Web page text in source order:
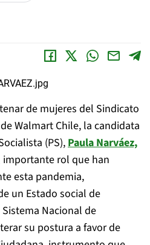
de mujeres del Sindicato
Walmart Chile, la candidata
(PS),Paula Narváez,
rol que han
esta pandemia,
un Estado social de
Nacional de
su postura a favor de